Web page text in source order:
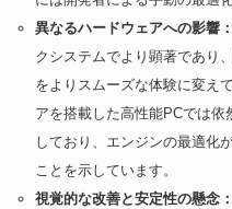
異なるハードウェアへの影響：
クシステムでより顕著であり
をよりスムーズな体験に変え
アを搭載した高性能PCでは
しており、エンジンの最適化
ことを示しています。
視覚的な改善と安定性の懸念：